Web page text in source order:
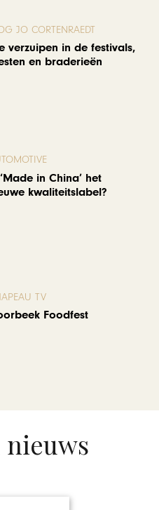
JO CORTENRAEDT
verzuipen in de festivals,
en braderieën
in China’ het
kwaliteitslabel?
TV
Foodfest
nieuws